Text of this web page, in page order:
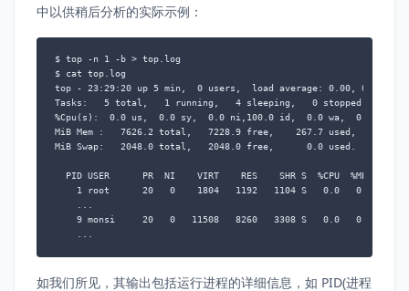
中以供稍后分析的实际示例：
$ top -n 1 -b > top.log
$ cat top.log
top - 23:29:20 up 5 min,  0 users,  load average: 0.00, 0.00,
Tasks:   5 total,   1 running,   4 sleeping,   0 stopped,   0
%Cpu(s):  0.0 us,  0.0 sy,  0.0 ni,100.0 id,  0.0 wa,  0.0 hi,
MiB Mem :   7626.2 total,   7228.9 free,    267.7 used,    129.6
MiB Swap:   2048.0 total,   2048.0 free,      0.0 used.   7165.4
PID USER      PR  NI    VIRT    RES    SHR S  %CPU  %MEM
1 root      20   0    1804   1192   1104 S   0.0   0.0
...
9 monsi     20   0   11508   8260   3308 S   0.0   0.1
...
如我们所见，其输出包括运行进程的详细信息，如 PID(进程